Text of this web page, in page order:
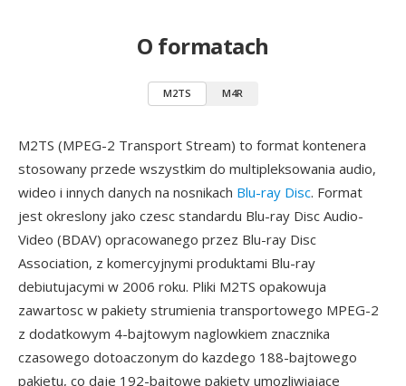
O formatach
M2TS M4R
M2TS (MPEG-2 Transport Stream) to format kontenera
stosowany przede wszystkim do multipleksowania audio,
wideo i innych danych na nosnikach Blu-ray Disc. Format
jest okreslony jako czesc standardu Blu-ray Disc Audio-
Video (BDAV) opracowanego przez Blu-ray Disc
Association, z komercyjnymi produktami Blu-ray
debiutujacymi w 2006 roku. Pliki M2TS opakowuja
zawartosc w pakiety strumienia transportowego MPEG-2
z dodatkowym 4-bajtowym naglowkiem znacznika
czasowego dotoaczonym do kazdego 188-bajtowego
pakietu, co daje 192-bajtowe pakiety umozliwiajace